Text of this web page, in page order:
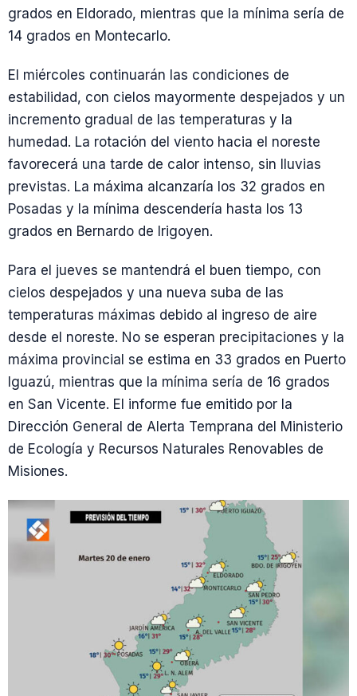
grados en Eldorado, mientras que la mínima sería de
14 grados en Montecarlo.
El miércoles continuarán las condiciones de
estabilidad, con cielos mayormente despejados y un
incremento gradual de las temperaturas y la
humedad. La rotación del viento hacia el noreste
favorecerá una tarde de calor intenso, sin lluvias
previstas. La máxima alcanzaría los 32 grados en
Posadas y la mínima descendería hasta los 13
grados en Bernardo de Irigoyen.
Para el jueves se mantendrá el buen tiempo, con
cielos despejados y una nueva suba de las
temperaturas máximas debido al ingreso de aire
desde el noreste. No se esperan precipitaciones y la
máxima provincial se estima en 33 grados en Puerto
Iguazú, mientras que la mínima sería de 16 grados
en San Vicente. El informe fue emitido por la
Dirección General de Alerta Temprana del Ministerio
de Ecología y Recursos Naturales Renovables de
Misiones.